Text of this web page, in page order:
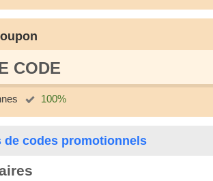
СODE
100%
de codes promotionnels